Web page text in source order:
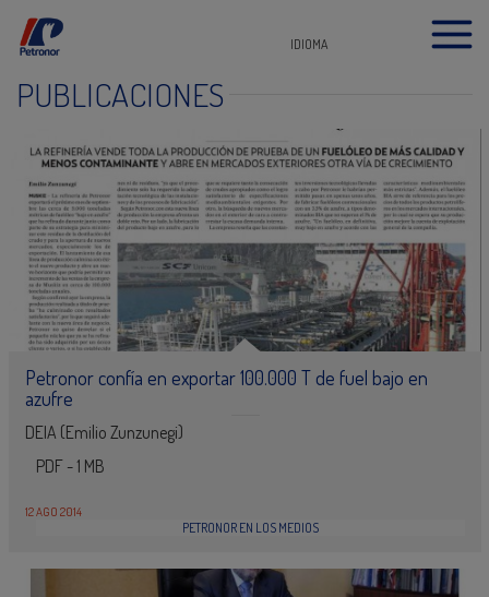
IDIOMA
PUBLICACIONES
Petronor confía en exportar 100.000 T de fuel bajo en
azufre
DEIA (Emilio Zunzunegi)
PDF - 1 MB
12 AGO 2014
PETRONOR EN LOS MEDIOS